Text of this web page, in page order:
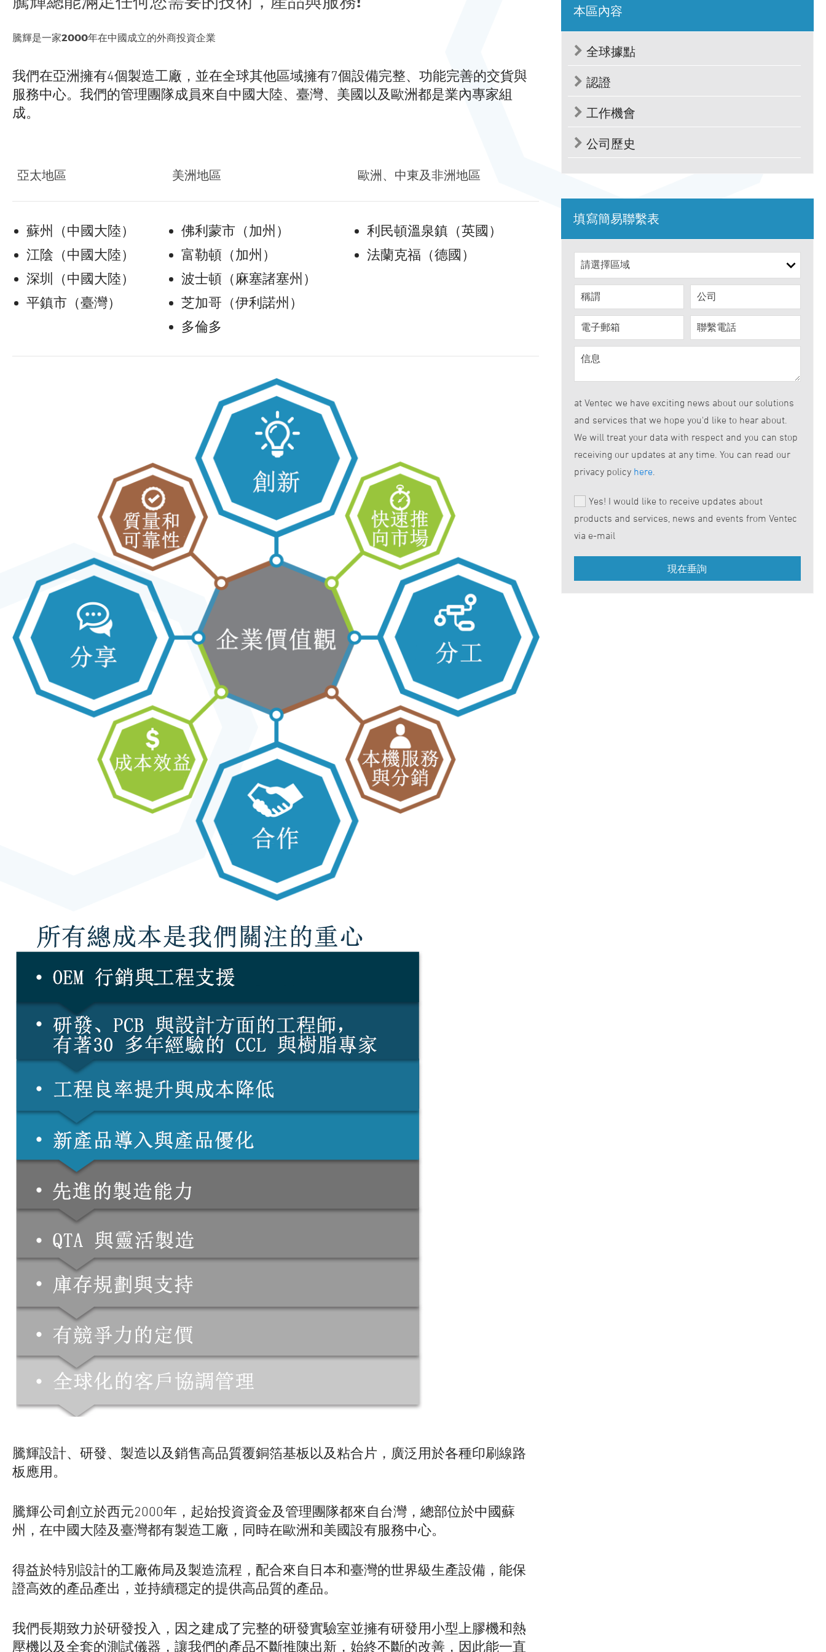
騰輝是一家2000年在中國成立的外商投資企業
我們在亞洲擁有4個製造工廠，並在全球其他區域擁有7個設備完整、功能完善的交貨與
服務中心。我們的管理團隊成員來自中國大陸、臺灣、美國以及歐洲都是業內專家組
成。
亞太地區 美洲地區 歐洲、中東及非洲地區
蘇州（中國大陸）
江陰（中國大陸）
深圳（中國大陸）
平鎮市（臺灣）
佛利蒙市（加州）
富勒頓（加州）
波士頓（麻塞諸塞州）
芝加哥（伊利諾州）
多倫多
利民頓溫泉鎮（英國）
法蘭克福（德國）
騰輝設計、研發、製造以及銷售高品質覆銅箔基板以及粘合片，廣泛用於各種印刷線路
板應用。
騰輝公司創立於西元2000年，起始投資資金及管理團隊都來自台灣，總部位於中國蘇
州，在中國大陸及臺灣都有製造工廠，同時在歐洲和美國設有服務中心。
得益於特別設計的工廠佈局及製造流程，配合來自日本和臺灣的世界級生產設備，能保
證高效的產品產出，並持續穩定的提供高品質的產品。
我們長期致力於研發投入，因之建成了完整的研發實驗室並擁有研發用小型上膠機和熱
壓機以及全套的測試儀器，讓我們的產品不斷推陳出新，始終不斷的改善，因此能一直
本區內容
全球據點
認證
工作機會
公司歷史
填寫簡易聯繫表
at Ventec we have exciting news about our solutions
and services that we hope you'd like to hear about.
We will treat your data with respect and you can stop
receiving our updates at any time. You can read our
privacy policy here
Yes! I would like to receive updates about
products and services, news and events from Ventec
via e-mail